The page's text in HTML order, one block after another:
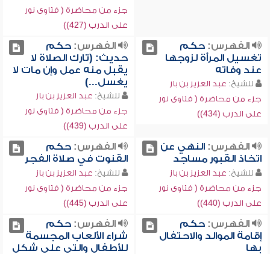
جزء من محاضرة ( فتاوى نور
على الدرب (427))
الفهرس:حكم
تغسيل المرأة لزوجها
عند وفاته
للشيخ: عبد العزيز بن باز
جزء من محاضرة ( فتاوى نور
على الدرب (434))
الفهرس:حكم
حديث: (تارك الصلاة لا
يقبل منه عمل وإن مات لا
يغسل...)
للشيخ: عبد العزيز بن باز
جزء من محاضرة ( فتاوى نور
على الدرب (439))
الفهرس:النهي عن
اتخاذ القبور مساجد
للشيخ: عبد العزيز بن باز
جزء من محاضرة ( فتاوى نور
على الدرب (440))
الفهرس:حكم
القنوت في صلاة الفجر
للشيخ: عبد العزيز بن باز
جزء من محاضرة ( فتاوى نور
على الدرب (445))
الفهرس:حكم
إقامة الموالد والاحتفال
بها
الفهرس:حكم
شراء الألعاب المجسمة
للأطفال والتي على شكل